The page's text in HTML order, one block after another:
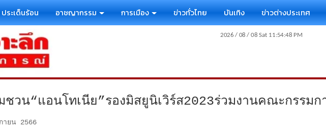
ประเด็นร้อน อาชญากรรม การเมือง ข่าวทั่วไทย บันเทิง ข่าวต่างประเทศ
ชวน“แอนโทเนีย”รองมิสยูนิเวิร์ส2023ร่วมงานคณะกรรม
ายน 2566